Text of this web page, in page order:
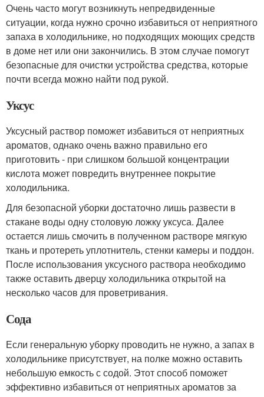
Очень часто могут возникнуть непредвиденные
ситуации, когда нужно срочно избавиться от неприятного
запаха в холодильнике, но подходящих моющих средств
в доме нет или они закончились. В этом случае помогут
безопасные для очистки устройства средства, которые
почти всегда можно найти под рукой.
Уксус
Уксусный раствор поможет избавиться от неприятных
ароматов, однако очень важно правильно его
приготовить - при слишком большой концентрации
кислота может повредить внутреннее покрытие
холодильника.
Для безопасной уборки достаточно лишь развести в
стакане воды одну столовую ложку уксуса. Далее
остается лишь смочить в полученном растворе мягкую
ткань и протереть уплотнитель, стенки камеры и поддон.
После использования уксусного раствора необходимо
также оставить дверцу холодильника открытой на
несколько часов для проветривания.
Сода
Если генеральную уборку проводить не нужно, а запах в
холодильнике присутствует, на полке можно оставить
небольшую емкость с содой. Этот способ поможет
эффективно избавиться от неприятных ароматов за